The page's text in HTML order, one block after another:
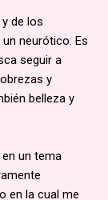
de los
neurótico. Es
seguir a
y
belleza y
un tema
en la cual me